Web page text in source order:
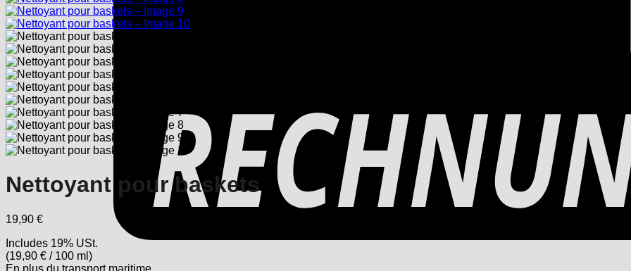
Nettoyant pour baskets
19,90 €
Includes 19% USt.
(19,90 € / 100 ml)
En plus du transportmaritime